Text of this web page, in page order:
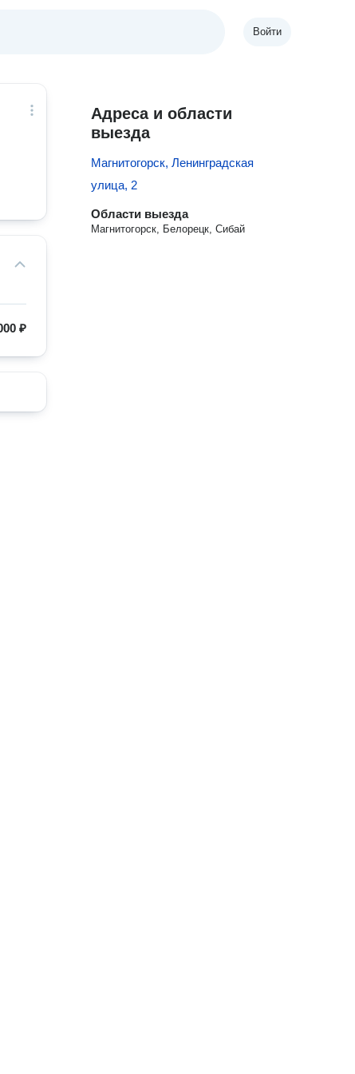
Войти
₽
Адреса и области
выезда
Магнитогорск, Ленинградская
улица, 2
Области выезда
Магнитогорск, Белорецк, Сибай